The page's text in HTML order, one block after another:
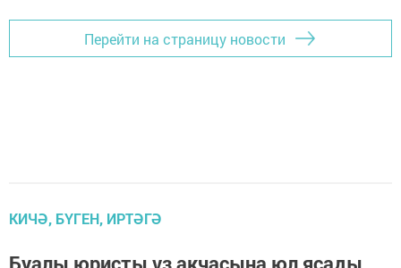
Перейти на страницу новости
КИЧӘ, БҮГЕН, ИРТӘГӘ